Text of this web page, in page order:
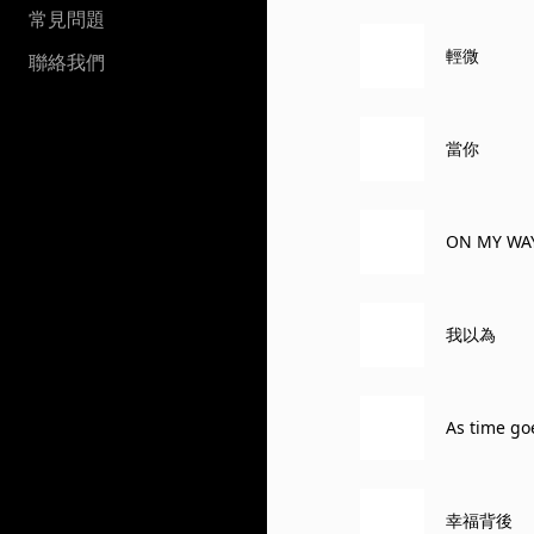
常見問題
聯絡我們
輕微
當你
ON MY
我以為
As time
幸福背後